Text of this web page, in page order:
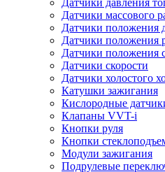
Датчики давления
Датчики массового
Датчики положения
Датчики положения
Датчики положения
Датчики скорости
Датчики холостого
Катушки зажигания
Кислородные
Клапаны VVT-i
Кнопки руля
Кнопки
Модули зажигания
Подрулевые